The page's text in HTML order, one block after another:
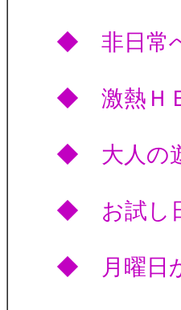
◆ 非日
◆ 激熱
◆ 大
◆ お
◆ 月曜